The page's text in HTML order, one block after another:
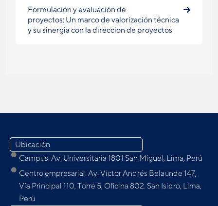
Formulación y evaluación de
proyectos: Un marco de valorización técnica
y su sinergia con la dirección de proyectos
Ubicación
Campus: Av. Universitaria 1801 San Miguel, Lima, Perú
Centro empresarial: Av. Víctor Andrés Belaunde 147,
Vía Principal 110, Torre 5, Oﬁcina 802. San Isidro, Lima,
Perú